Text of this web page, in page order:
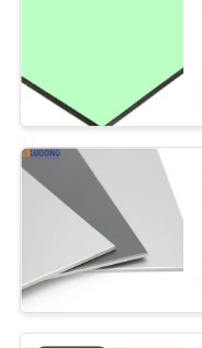
সাইট
ম্যাপ
গোপনীয়তা